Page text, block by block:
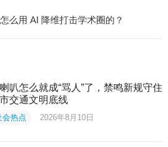
么用 AI 降维打击学术圈的？
叭怎么就成“骂人”了，禁鸣新规守住
交通文明底线
会热点 2026年8月10日